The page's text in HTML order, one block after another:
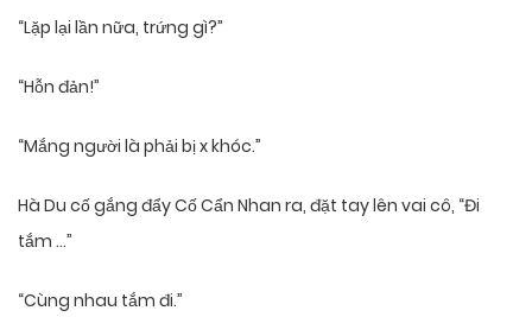
“Lặp lại lần nữa, trứng gì?”
“Hỗn đản!”
“Mắng người là phải bị x khóc.”
Hà Du cố gắng đẩy Cố Cẩn Nhan ra, đặt tay lên vai cô, “Đi
tắm …”
“Cùng nhau tắm đi.”